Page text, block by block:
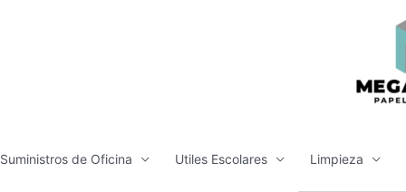
Suministros de Oficina Utiles Escolares Limpieza